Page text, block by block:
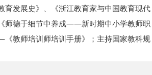
发展史》、《浙江教育家与中国教育现代
师德于细节中养成——新时期中小学教师职
教师培训师培训手册》；主持国家教科规